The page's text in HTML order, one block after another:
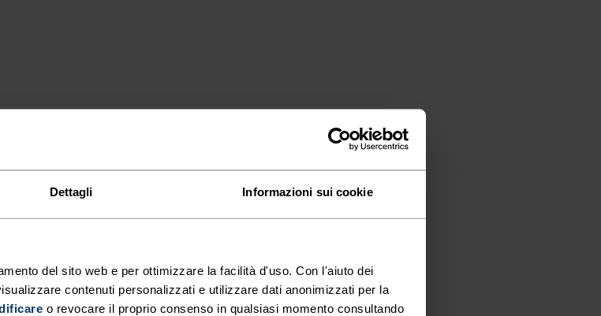
Dettagli Informazioni sui cookie
del sito web e per ottimizzare la facilità d'uso. Con l'aiuto dei
contenuti personalizzati e utilizzare dati anonimizzati per la
o revocare il proprio consenso in qualsiasi momento consultando